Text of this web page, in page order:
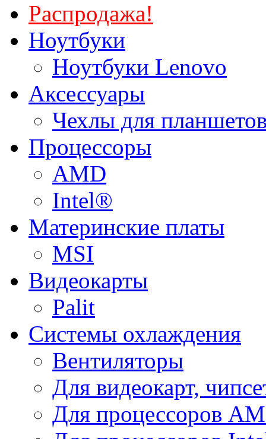
Распродажа!
Ноутбуки
Ноутбуки Lenovo
Аксессуары
Чехлы для
Процессоры
AMD
Intel®
Материнские платы
MSI
Видеокарты
Palit
Системы охлаждения
Вентиляторы
Для видеокарт,
Для процессоров